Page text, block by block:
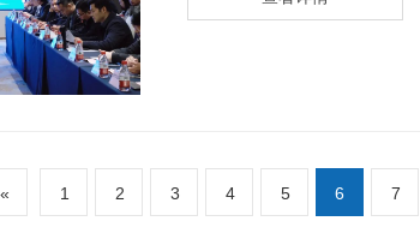
« 1 2 3 4 5 6 7